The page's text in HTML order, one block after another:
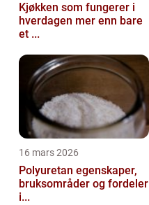
Kjøkken som fungerer i
hverdagen mer enn bare
et ...
16 mars 2026
Polyuretan egenskaper,
bruksområder og fordeler
i...